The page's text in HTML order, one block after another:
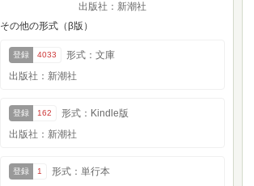
出版社：新潮社
その他の形式（β版）
登録 4033
形式：文庫
出版社：新潮社
登録 162
形式：Kindle版
出版社：新潮社
登録 1
形式：単行本